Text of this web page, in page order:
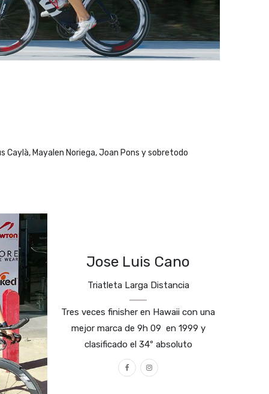
Mayalen Noriega, Joan Pons y sobretodo
Jose Luis Cano
Triatleta Larga Distancia
Tres veces finisher en Hawaii con una
mejor marca de 9h 09 en 1999 y
clasificado el 34º absoluto